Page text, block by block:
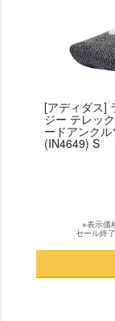
[アディダス]
ジー テレッ
ードアンク
(IN4649) S
※表示価
セール終